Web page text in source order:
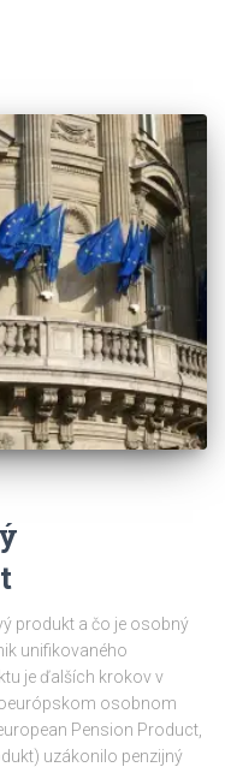
produkt a čo je osobný
unifikovaného
je ďalších krokov v
osobnom
Pension Product,
uzákonilo penzijný